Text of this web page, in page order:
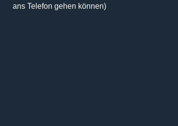
ans Telefon gehen können)